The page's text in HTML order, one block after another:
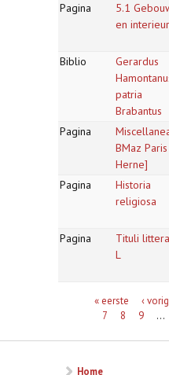
Pagina
5.1
en interieur
Biblio
Gerardus
patria
Brabantus
Pagina
BMaz
Herne]
Pagina
Historia
religiosa
Pagina
Tituli
L
Pagina's« eerste ‹
7
8 9 …
Home